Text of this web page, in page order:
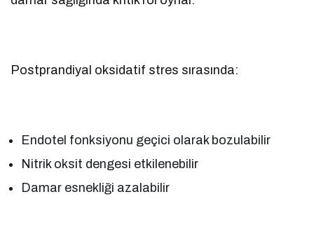
Postprandiyal oksidatif stres sırasında:
Endotel fonksiyonu geçici olarak bozulabilir
Nitrik oksit dengesi etkilenebilir
Damar esnekliği azalabilir